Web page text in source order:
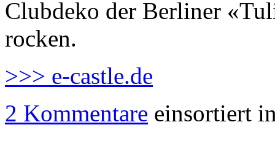
Clubdeko der Berliner
rocken.
>>> e-castle.de
2 Kommentare einsortiert